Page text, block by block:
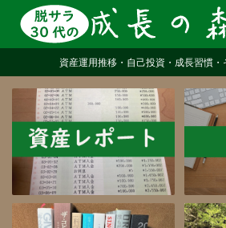
資産運用推移・自己投資・成長習慣